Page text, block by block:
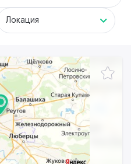
Локация